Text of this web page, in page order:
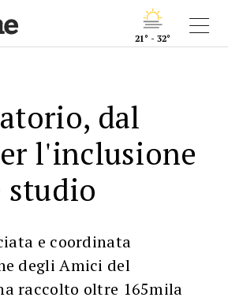
21° - 32°
dal
l'inclusione
studio
e coordinata
degli Amici del
raccolto oltre 165mila